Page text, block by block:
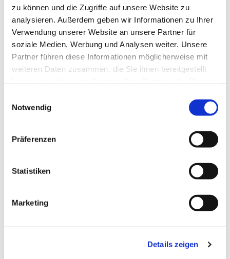
zu können und die Zugriffe auf unsere Website zu
analysieren. Außerdem geben wir Informationen zu Ihrer
Verwendung unserer Website an unsere Partner für
soziale Medien, Werbung und Analysen weiter. Unsere
Partner führen diese Informationen möglicherweise mit
weiteren Daten zusammen, die Sie ihnen bereitgestellt
Notwendig
Präferenzen
Statistiken
Marketing
Details zeigen
Dies könnte Sie auch
interessieren